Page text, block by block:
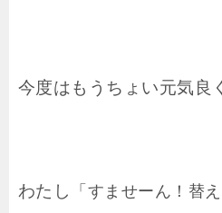
今度はもうちょい元気良
わたし 「すませーん！替